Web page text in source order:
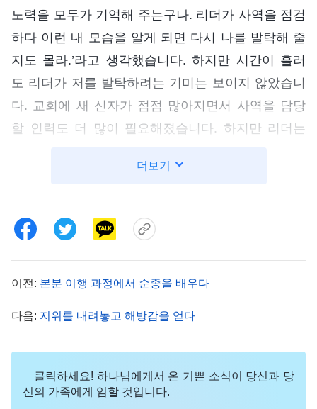
노력을 모두가 기억해 주는구나. 리더가 사역을 점검
하다 이런 내 모습을 알게 되면 다시 나를 발탁해 줄
지도 몰라.’라고 생각했습니다. 하지만 시간이 흘러
도 리더가 저를 발탁하려는 기미는 보이지 않았습니
다. 교회에 새 신자가 점점 많아지면서 사역을 담당
할 인력도 더 많이 필요해졌습니다. 하지만 리더는
하자 기운이 빠졌습니다. ‘나는 이미 어느 정도 변화
게다가 가뜩이나 교회에 인력이 부족한데 왜 나한테
기회 한 번 주지 않는 거지? 교체돼서 다시는 책임자
가 될 기회조차 없는 걸까?’라고 생각했죠. 이렇게 노
력하는데도 왜 상황이 달라지는 게 없는 건지, 대체
저한테 부족한 게 뭔지 아무리 생각해도 이해가 되지
내 노력이 부족해서 눈에 띄지 않았던 것 같아. 본분
이행 성과도 이 정도로는 부족하고. 앞으로 더 노력
해야겠어. 본분에서 좋은 성과를 내려고 노력하는 건
더보기
이전: 본분 이행 과정에서 순종을 배우다
다음: 지위를 내려놓고 해방감을 얻다
클릭하세요! 하나님에게서 온 기쁜 소식이 당신과 당
신의 가족에게 임할 것입니다.